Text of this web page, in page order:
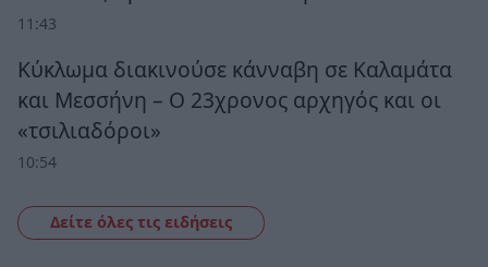
11:43
Κύκλωμα διακινούσε κάνναβη σε Καλαμάτα
και Μεσσήνη – Ο 23χρονος αρχηγός και οι
«τσιλιαδόροι»
10:54
Δείτε όλες τις ειδήσεις